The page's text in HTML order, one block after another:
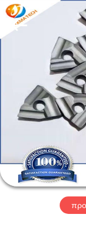
ΠΕΡΊΠΟΥ
ΕΜΕΊΣ
ΓΎΡΟΣ
LTD.
All
Rights
Reserved.
Developed